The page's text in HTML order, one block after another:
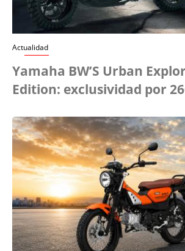
Actualidad
Yamaha BW’S Urban
Edition: exclusividad por